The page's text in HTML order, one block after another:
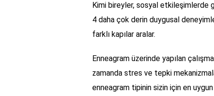
Kimi bireyler, sosyal etkileşimlerde
4 daha çok derin duygusal
farklı kapılar aralar.
Enneagram üzerinde yapılan
zamanda stres ve tepki
enneagram tipinin sizin için en